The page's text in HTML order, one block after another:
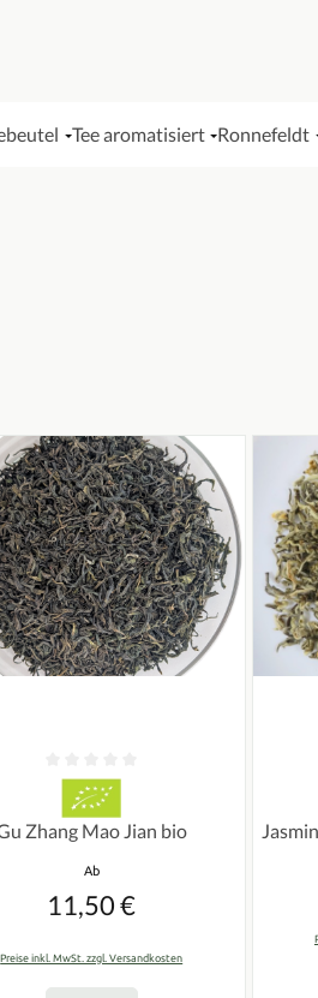
Tee aromatisiert Ronnefeldt
Bewertung von 0 von 5
Zhang Mao Jian bio
Regulärer Preis:
Ab
11,50 €
Preise inkl. MwSt. zzgl. Versandkosten